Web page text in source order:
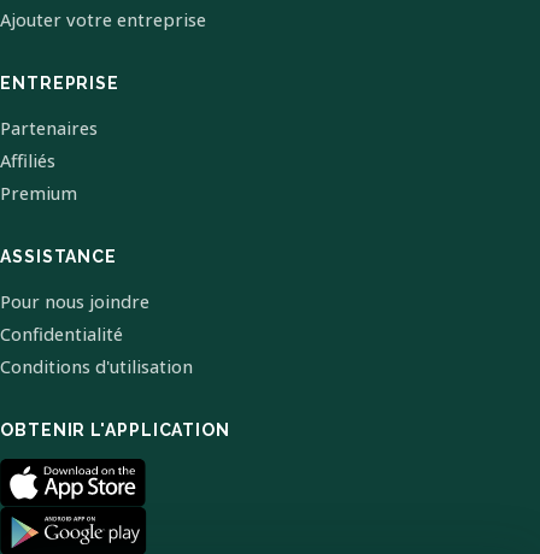
Ajouter votre entreprise
ENTREPRISE
Partenaires
Affiliés
Premium
ASSISTANCE
Pour nous joindre
Confidentialité
Conditions d'utilisation
OBTENIR L'APPLICATION